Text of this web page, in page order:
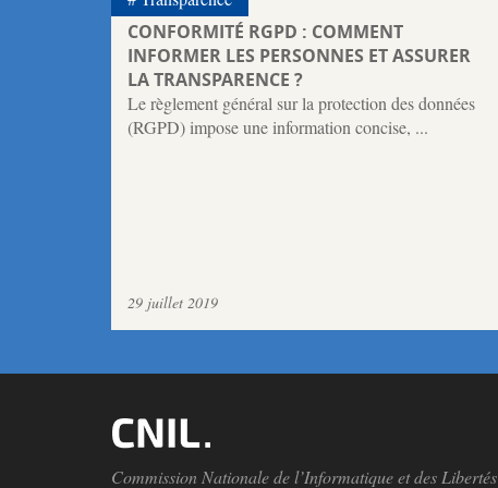
CONFORMITÉ RGPD : COMMENT
INFORMER LES PERSONNES ET ASSURER
LA TRANSPARENCE ?
Le règlement général sur la protection des données
(RGPD) impose une information concise, ...
29 juillet 2019
Commission Nationale de l’Informatique et des Libertés